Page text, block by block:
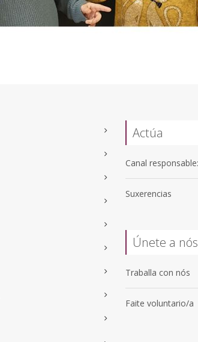
Actúa
Canal
Suxerencias
Únete a nós
Traballa con nós
Faite voluntario/a